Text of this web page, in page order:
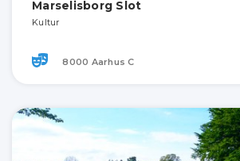
Marselisborg Slot
Kultur
8000 Aarhus C